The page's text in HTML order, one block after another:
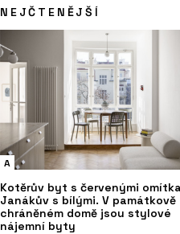
NEJČTENĚJŠÍ
A
Kotěrův byt s červenými
Janákův s bílými. V památkově
chráněném domě jsou stylové
nájemní byty